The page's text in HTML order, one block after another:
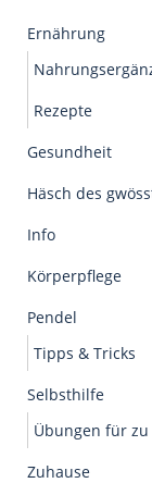
Ernährung
Rezepte
Gesundheit
Häsch des
Info
Körperpflege
Pendel
Tipps & Tricks
Selbsthilfe
Übungen für zu
Zuhause